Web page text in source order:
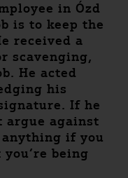
in Ózd
is to keep the
received a
scavenging,
He acted
his
If he
argue against
if you
being